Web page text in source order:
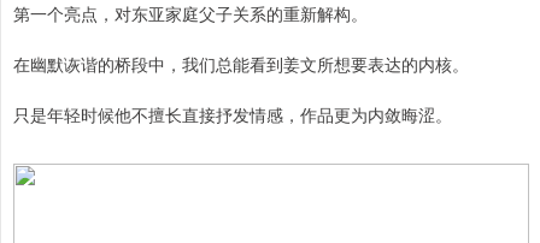
第一个亮点，对东亚家庭父子关系的重新解构。
在幽默诙谐的桥段中，我们总能看到姜文所想要表达的内核。
只是年轻时候他不擅长直接抒发情感，作品更为内敛晦涩。